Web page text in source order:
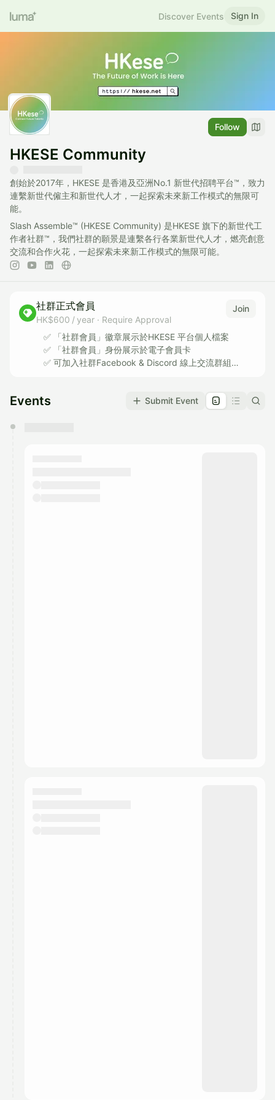
Discover Events Sign In
Follow
HKESE Community
創始於2017年，HKESE 是香港及亞洲No.1 新世代招聘平台™，致力
連繫新世代僱主和新世代人才，一起探索未來新工作模式的無限可
能。
​Slash Assemble™ (HKESE Community) 是HKESE 旗下的新世代工
作者社群™，我們社群的願景是連繫各行各業新世代人才，燃亮創意
交流和合作火花，一起探索未來新工作模式的無限可能。
社群正式會員
HK$600 / year · Require Approval
Join
✅ 「社群會員」徽章展示於HKESE 平台個人檔案
✅ 「社群會員」身份展示於電子會員卡
✅ 可加入社群Facebook & Discord 線上交流群組
✅ 優惠價報名參加社群活動
Events Submit Event